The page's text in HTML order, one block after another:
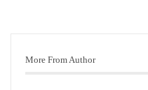
More From Author